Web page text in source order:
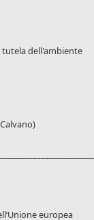
tutela dell'ambiente
europea